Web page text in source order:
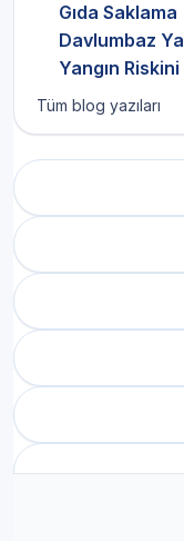
Gıda Saklama
Davlumbaz
Yangın
Tüm blog yazıları